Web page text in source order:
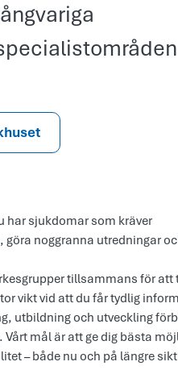
har sjukdomar som kräver
noggranna utredningar
tillsammans för att
vikt vid att du får tydlig
utbildning och utveckling
mål är att ge dig bästa
– både nu och på längre